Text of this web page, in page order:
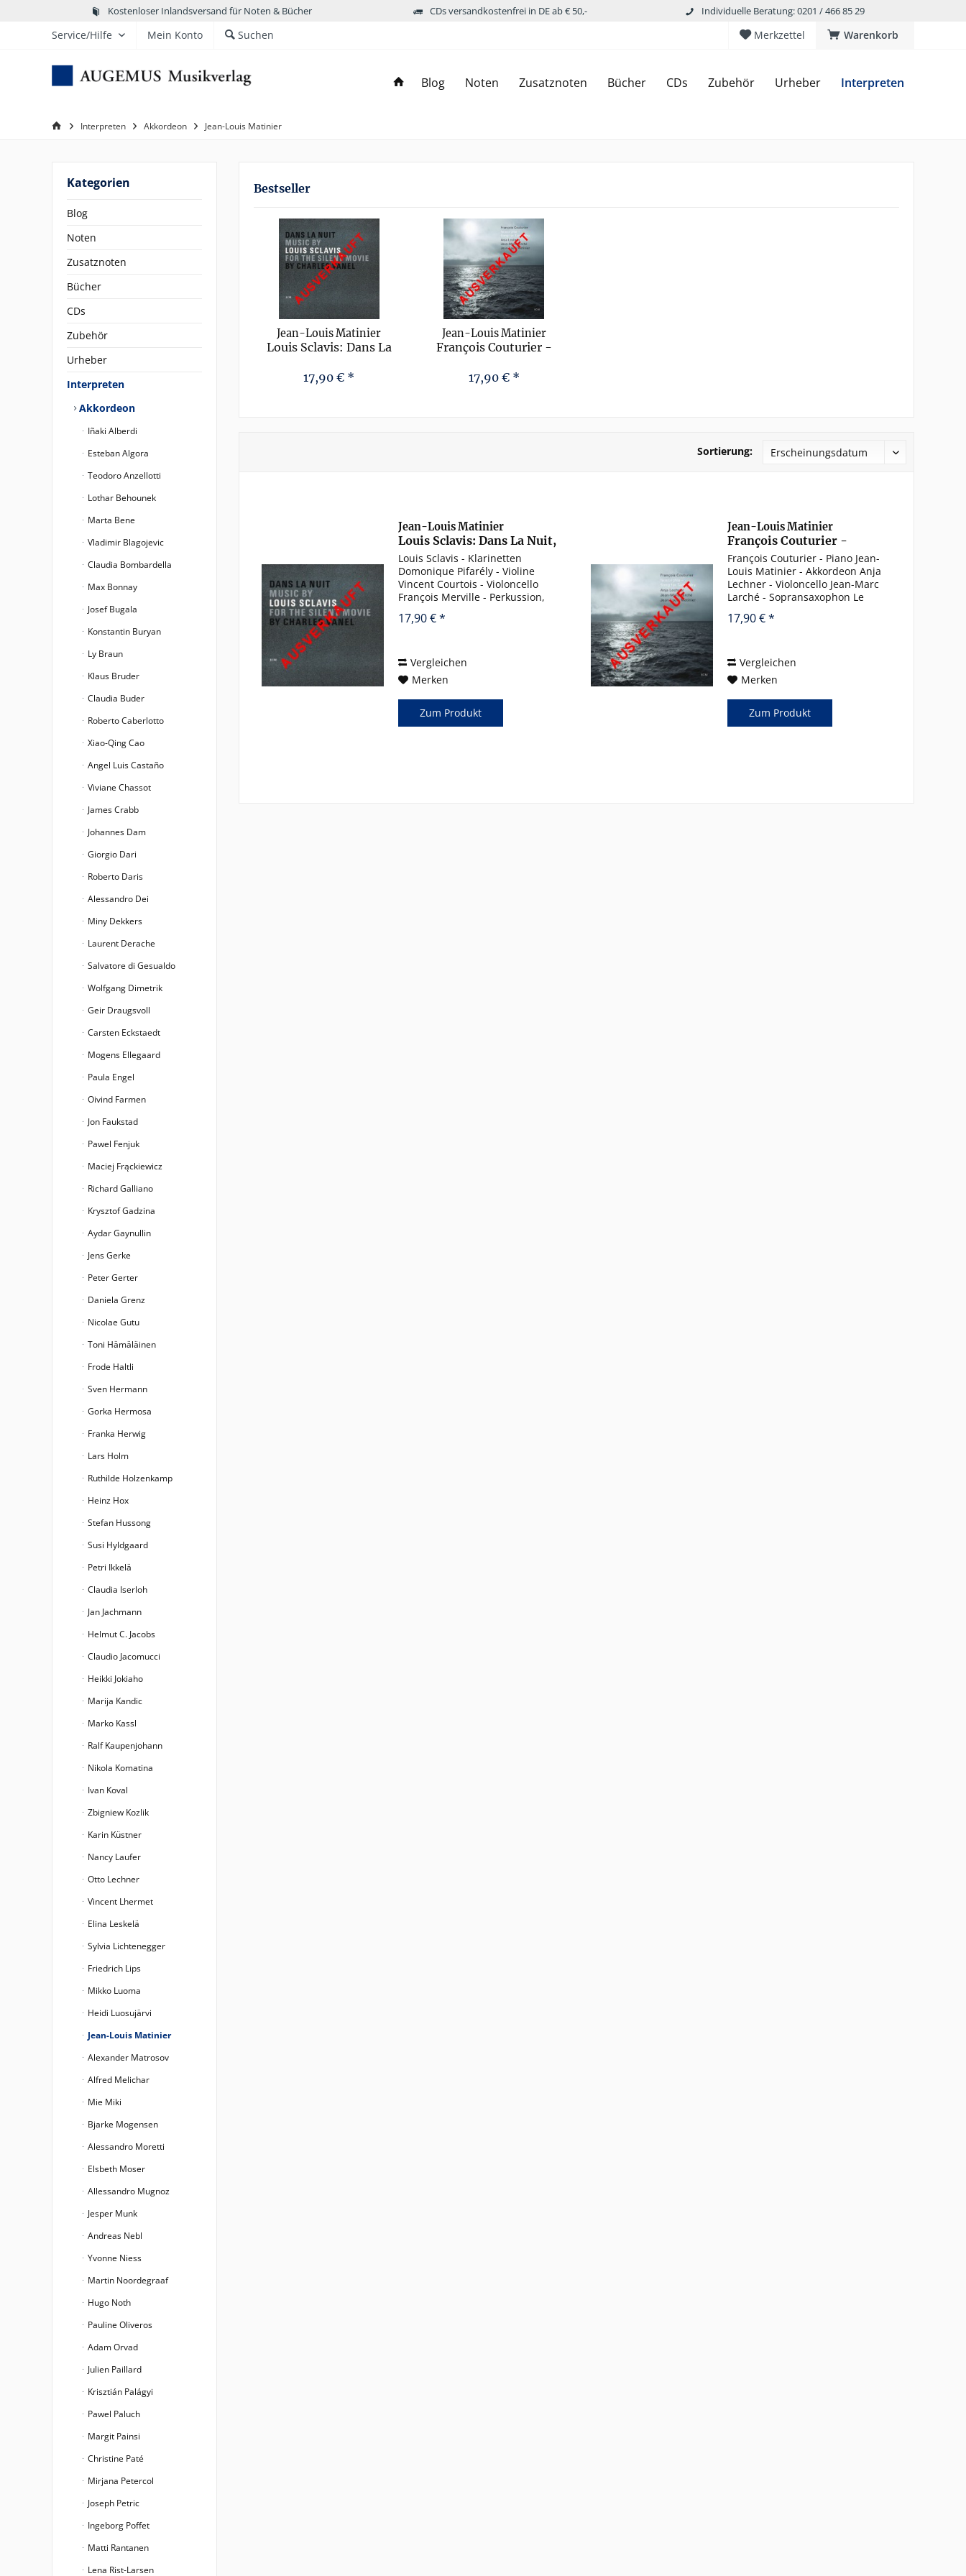
Kostenloser Inlandsversand für Noten & Bücher CDs versandkostenfrei in DE ab € 50,- Individuelle Beratung: 0201 / 466 85 29
Warenkorb
Merkzettel
Service/Hilfe Mein Konto Suchen
Blog Noten Zusatznoten Bücher CDs Zubehör Urheber Interpreten
Interpreten Akkordeon Jean-Louis Matinier
Kategorien
Blog
Noten
Zusatznoten
Bücher
CDs
Zubehör
Urheber
Interpreten
Akkordeon
Iñaki Alberdi
Esteban Algora
Teodoro Anzellotti
Lothar Behounek
Marta Bene
Vladimir Blagojevic
Claudia Bombardella
Max Bonnay
Josef Bugala
Konstantin Buryan
Ly Braun
Klaus Bruder
Claudia Buder
Roberto Caberlotto
Xiao-Qing Cao
Angel Luis Castaño
Viviane Chassot
James Crabb
Johannes Dam
Giorgio Dari
Roberto Daris
Alessandro Dei
Miny Dekkers
Laurent Derache
Salvatore di Gesualdo
Wolfgang Dimetrik
Geir Draugsvoll
Carsten Eckstaedt
Mogens Ellegaard
Paula Engel
Oivind Farmen
Jon Faukstad
Pawel Fenjuk
Maciej Frąckiewicz
Richard Galliano
Krysztof Gadzina
Aydar Gaynullin
Jens Gerke
Peter Gerter
Daniela Grenz
Nicolae Gutu
Toni Hämäläinen
Frode Haltli
Sven Hermann
Gorka Hermosa
Franka Herwig
Lars Holm
Ruthilde Holzenkamp
Heinz Hox
Stefan Hussong
Susi Hyldgaard
Petri Ikkelä
Claudia Iserloh
Jan Jachmann
Helmut C. Jacobs
Claudio Jacomucci
Heikki Jokiaho
Marija Kandic
Marko Kassl
Ralf Kaupenjohann
Nikola Komatina
Ivan Koval
Zbigniew Kozlik
Karin Küstner
Nancy Laufer
Otto Lechner
Vincent Lhermet
Elina Leskelä
Sylvia Lichtenegger
Friedrich Lips
Mikko Luoma
Heidi Luosujärvi
Jean-Louis Matinier
Alexander Matrosov
Alfred Melichar
Mie Miki
Bjarke Mogensen
Alessandro Moretti
Elsbeth Moser
Allessandro Mugnoz
Jesper Munk
Andreas Nebl
Yvonne Niess
Martin Noordegraaf
Hugo Noth
Pauline Oliveros
Adam Orvad
Julien Paillard
Krisztián Palágyi
Pawel Paluch
Margit Painsi
Christine Paté
Mirjana Petercol
Joseph Petric
Ingeborg Poffet
Matti Rantanen
Lena Rist-Larsen
Bestseller
Jean-Louis Matinier
Louis Sclavis: Dans La
17,90 € *
Jean-Louis Matinier
François Couturier -
17,90 € *
Sortierung:
Jean-Louis Matinier
Louis Sclavis: Dans La Nuit,
Music for the...
Louis Sclavis - Klarinetten
Domonique Pifarély - Violine
Vincent Courtois - Violoncello
François Merville - Perkussion,
Akkordeon Dia Dia Le travail Dans
17,90 € *
Vergleichen
Merken
Zum Produkt
Jean-Louis Matinier
François Couturier -
Nostalghia - Song for...
François Couturier - Piano Jean-
Louis Matinier - Akkordeon Anja
Lechner - Violoncello Jean-Marc
Larché - Sopransaxophon Le
Nostalghia Solaris I Miroir Solaris
17,90 € *
Vergleichen
Merken
Zum Produkt